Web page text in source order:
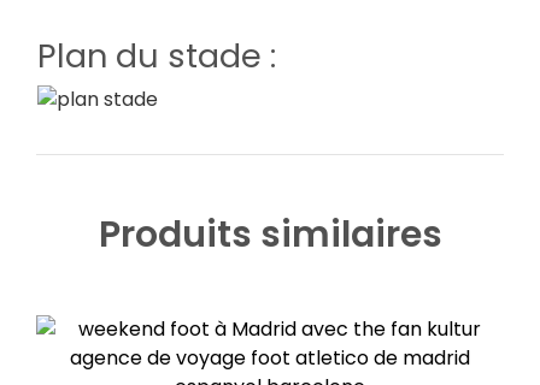
Plan du stade :
Produits similaires